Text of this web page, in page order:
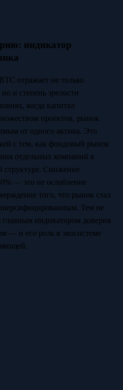
индикатор
отражает не только
и степень зрелости
когда капитал
проектов, рынок
от одного актива. Это
с тем, как фондовый рынок
отдельных компаний к
структуре. Снижение
— это не ослабление
того, что рынок стал
Тем не
главным индикатором доверия
— и его роль в экосистеме